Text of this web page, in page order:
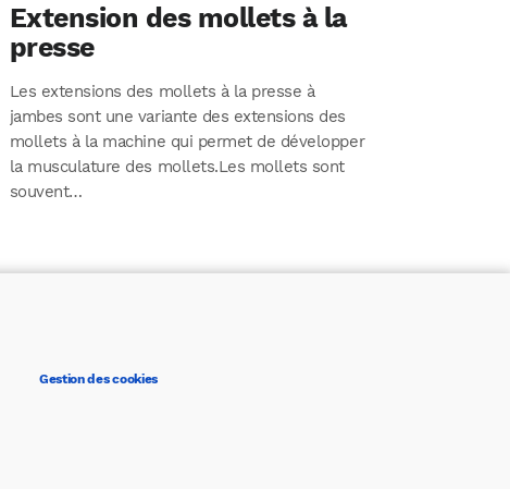
Extension des mollets à la
presse
Les extensions des mollets à la presse à
jambes sont une variante des extensions des
mollets à la machine qui permet de développer
la musculature des mollets.Les mollets sont
souvent…
Gestion des cookies